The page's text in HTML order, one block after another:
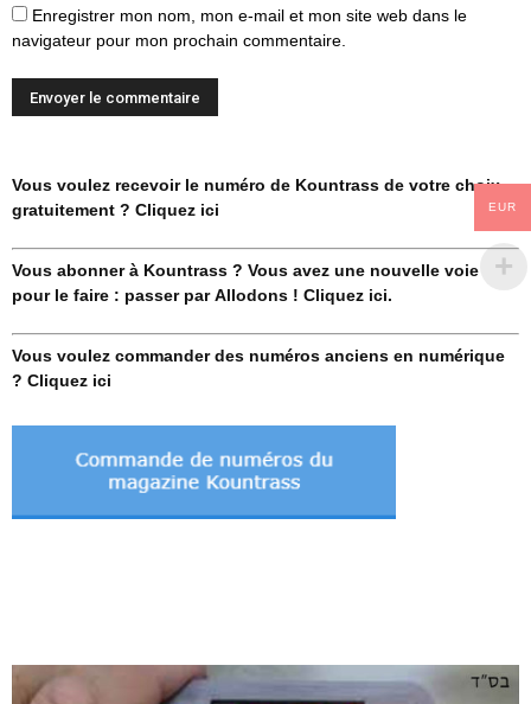
Enregistrer mon nom, mon e-mail et mon site web dans le
navigateur pour mon prochain commentaire.
Vous voulez recevoir le numéro de Kountrass de votre choix
gratuitement ? Cliquez ici
Vous abonner à Kountrass ? Vous avez une nouvelle voie
pour le faire : passer par Allodons ! Cliquez ici.
Vous voulez commander des numéros anciens en numérique
? Cliquez ici
EUR